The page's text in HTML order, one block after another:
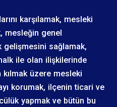
karşılamak, mesleki
mesleğin genel
gelişmesini sağlamak,
ile olan ilişkilerinde
üzere mesleki
korumak, ilçenin ticari ve
yapmak ve bütün bu